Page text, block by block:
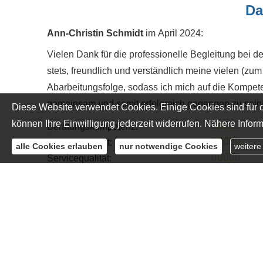
Ann-Christin Schmidt im April 2024:
Vielen Dank für die professionelle Begleitung bei
stets, freundlich und verständlich meine vielen
Abarbeitungsfolge, sodass ich mich auf die
gemeinsam und somit erfolgreich gegangen zu
Beratungskompetenz:
Produktqualität:
Servicequalität:
Diese Website verwendet Cookies. Einige Cookies sind
können Ihre Einwilligung jederzeit widerrufen. Nähere
alle Cookies erlauben nur notwendige Cookies weitere